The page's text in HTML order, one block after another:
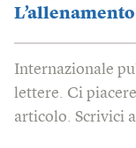
Internazionale
lettere. Ci
articolo. Scrivici